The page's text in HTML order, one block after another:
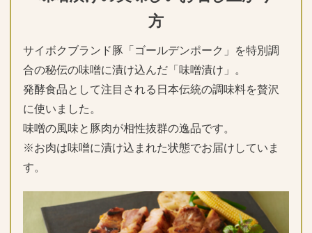
方
サイボクブランド豚「ゴールデンポーク」を特別調
合の秘伝の味噌に漬け込んだ「味噌漬け」。
発酵食品として注目される日本伝統の調味料を贅沢
に使いました。
味噌の風味と豚肉が相性抜群の逸品です。
※お肉は味噌に漬け込まれた状態でお届けしていま
す。